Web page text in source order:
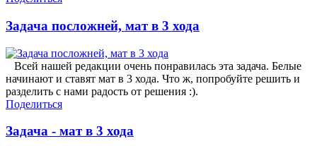
Задача посложней, мат в 3 хода
Всей нашей редакции очень понравилась эта задача. Белые
начинают и ставят мат в 3 хода. Что ж, попробуйте решить и
разделить с нами радость от решения :).
Поделиться
Задача - мат в 3 хода